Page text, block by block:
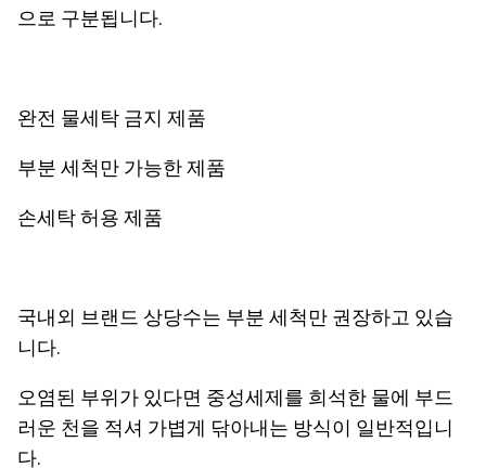
으로 구분됩니다.
완전 물세탁 금지 제품
부분 세척만 가능한 제품
손세탁 허용 제품
국내외 브랜드 상당수는 부분 세척만 권장하고 있습
니다.
오염된 부위가 있다면 중성세제를 희석한 물에 부드
러운 천을 적셔 가볍게 닦아내는 방식이 일반적입니
다.